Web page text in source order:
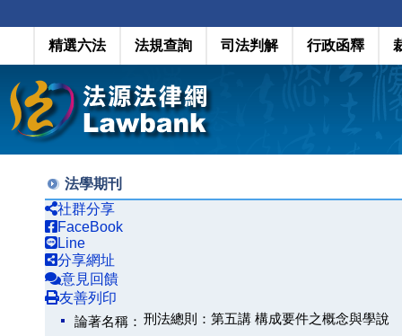
精選六法 法規查詢 司法判解 行政函釋
法學期刊
社群分享
FaceBook
Line
分享網址
意見回饋
友善列印
論著名稱： 刑法總則：第五講 構成要件之概念與學說